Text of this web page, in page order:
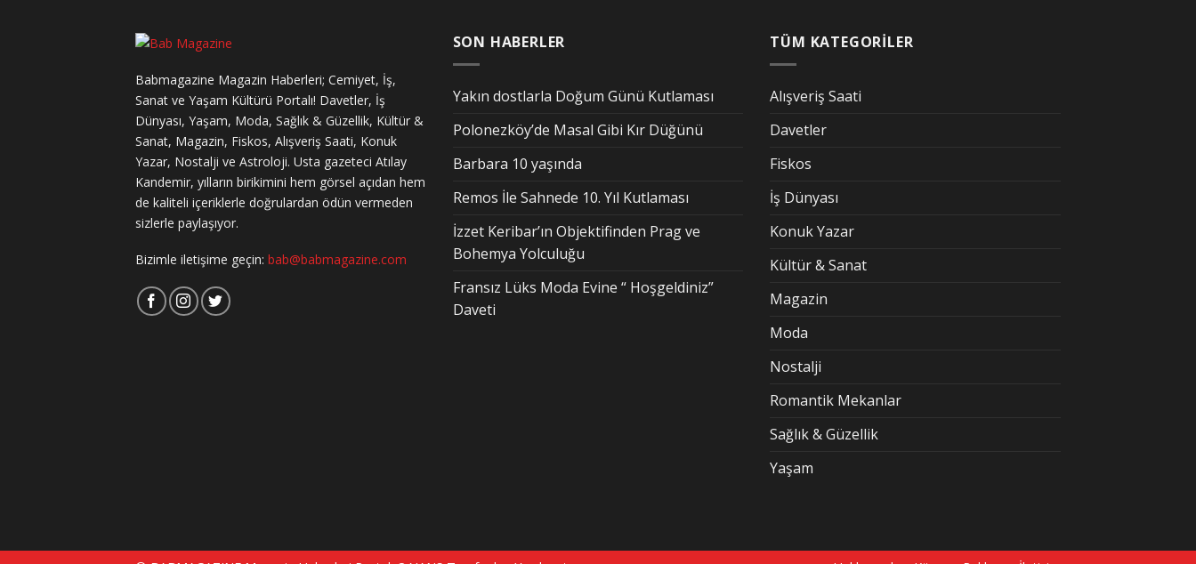
Babmagazine Magazin Haberleri; Cemiyet, İş,
Sanat ve Yaşam Kültürü Portalı! Davetler, İş
Dünyası, Yaşam, Moda, Sağlık & Güzellik, Kültür &
Sanat, Magazin, Fiskos, Alışveriş Saati, Konuk
Yazar, Nostalji ve Astroloji. Usta gazeteci Atılay
Kandemir, yılların birikimini hem görsel açıdan hem
de kaliteli içeriklerle doğrulardan ödün vermeden
sizlerle paylaşıyor.
Bizimle iletişime geçin: bab@babmagazine.com
SON HABERLER
Yakın dostlarla Doğum Günü Kutlaması
Polonezköy’de Masal Gibi Kır Düğünü
Barbara 10 yaşında
Remos İle Sahnede 10. Yıl Kutlaması
İzzet Keribar’ın Objektifinden Prag ve
Bohemya Yolculuğu
Fransız Lüks Moda Evine “ Hoşgeldiniz”
Daveti
TÜM KATEGORİLER
Alışveriş Saati
Davetler
Fiskos
İş Dünyası
Konuk Yazar
Kültür & Sanat
Magazin
Moda
Nostalji
Romantik Mekanlar
Sağlık & Güzellik
Yaşam